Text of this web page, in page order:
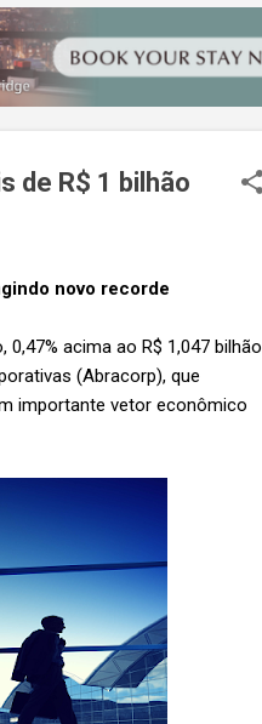
de R$ 1 bilhão
novo recorde
acima ao R$ 1,047 bilhão
(Abracorp), que
importante vetor econômico